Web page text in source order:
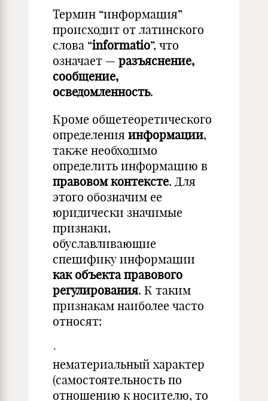
Термин “информация”
происходит от латинского
слова “informatio”, что
означает — разъяснение,
сообщение,
осведомленность.
Кроме общетеоретического
определения информации,
также необходимо
определить информацию в
правовом контексте. Для
этого обозначим ее
юридически значимые
признаки,
обуславливающие
специфику информации
как объекта правового
регулирования. К таким
признакам наиболее часто
относят:
·
нематериальный характер
(самостоятельность по
отношению к носителю, то